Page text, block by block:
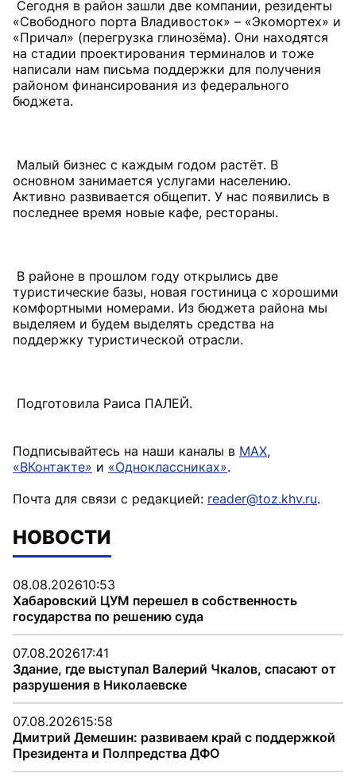
Сегодня в район зашли две компании, резиденты
«Свободного порта Владивосток» – «Экомортех» и
«Причал» (перегрузка глинозёма). Они находятся
на стадии проектирования терминалов и тоже
написали нам письма поддержки для получения
районом финансирования из федерального
бюджета.
Малый бизнес с каждым годом растёт. В
основном занимается услугами населению.
Активно развивается общепит. У нас появились в
последнее время новые кафе, рестораны.
В районе в прошлом году открылись две
туристические базы, новая гостиница с хорошими
комфортными номерами. Из бюджета района мы
выделяем и будем выделять средства на
поддержку туристической отрасли.
Подготовила Раиса ПАЛЕЙ.
Подписывайтесь на наши каналы в MAX,
«ВКонтакте» и «Одноклассниках».
Почта для связи с редакцией: reader@toz.khv.ru.
НОВОСТИ
08.08.202610:53
Хабаровский ЦУМ перешел в собственность
государства по решению суда
07.08.202617:41
Здание, где выступал Валерий Чкалов, спасают от
разрушения в Николаевске
07.08.202615:58
Дмитрий Демешин: развиваем край с поддержкой
Президента и Полпредства ДФО